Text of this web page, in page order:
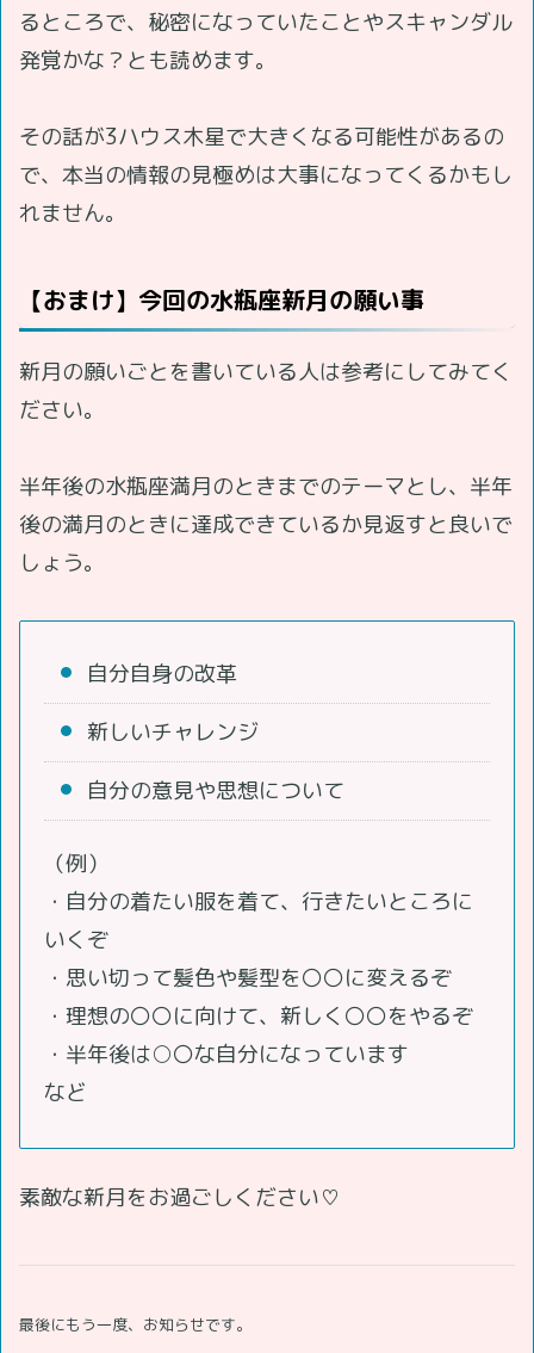
るところで、秘密になっていたことやスキャンダル
発覚かな？とも読めます。
その話が3ハウス木星で大きくなる可能性があるの
で、本当の情報の見極めは大事になってくるかもし
れません。
【おまけ】今回の水瓶座新月の願い事
新月の願いごとを書いている人は参考にしてみてく
ださい。
半年後の水瓶座満月のときまでのテーマとし、半年
後の満月のときに達成できているか見返すと良いで
しょう。
自分自身の改革
新しいチャレンジ
自分の意見や思想について
（例）
・自分の着たい服を着て、行きたいところに
いくぞ
・思い切って髪色や髪型を〇〇に変えるぞ
・理想の〇〇に向けて、新しく〇〇をやるぞ
・半年後は○〇な自分になっています
など
素敵な新月をお過ごしください♡
最後にもう一度、お知らせです。